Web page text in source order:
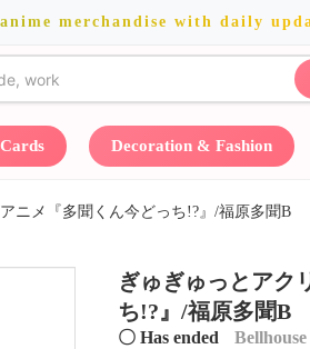
merchandise with daily
Decoration & Fashion
ニメ『多聞くん今どっち!?』/福原多聞B
ぎゅぎゅっとアク
ち!?』/福原多聞B
〇 Has ended Bellhouse